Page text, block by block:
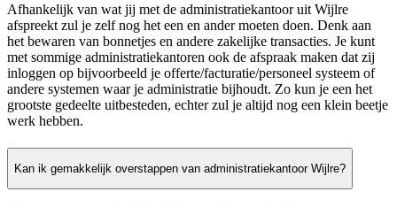
Afhankelijk van wat jij met de administratiekantoor uit Wijlre
afspreekt zul je zelf nog het een en ander moeten doen. Denk aan
het bewaren van bonnetjes en andere zakelijke transacties. Je kunt
met sommige administratiekantoren ook de afspraak maken dat zij
inloggen op bijvoorbeeld je offerte/facturatie/personeel systeem of
andere systemen waar je administratie bijhoudt. Zo kun je een het
grootste gedeelte uitbesteden, echter zul je altijd nog een klein beetje
werk hebben.
Kan ik gemakkelijk overstappen van administratiekantoor Wijlre?